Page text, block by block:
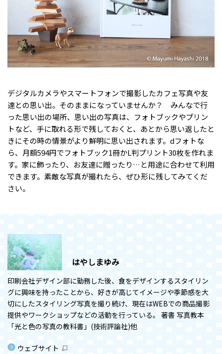
デジタルカメラやスマートフォンで撮影したカフェ写真や友
達との思い出。そのままになっていませんか？ みんなで行
った思い出の場所、思い出の写真は、フォトブックやプリン
トなど、手に取れる形で残しておくと、あとから思い返したと
きにその時の情景がより鮮明に思い出されます。dフォトな
ら、月額594円でフォトブック1冊かL判プリント30枚を作れま
す。家に飾ったり、お友達に贈ったり…と用途に合わせて利用
できます。素敵な写真が撮れたら、ぜひ形に残してみてくだ
さい。
はやしまゆみ
印刷会社デザイン部に勤務した後、食をデザインするスタイリン
グに興味を持ったことから、好きが高じてイメージや季節感を大
切にしたスタイリング写真を撮り続け、現在はWEBでの商品撮影
提供やワークショップなどの活動を行っている。 著書 写真教本
「光と色の写真の教科書」(技術評論社)他
ウェブサイト